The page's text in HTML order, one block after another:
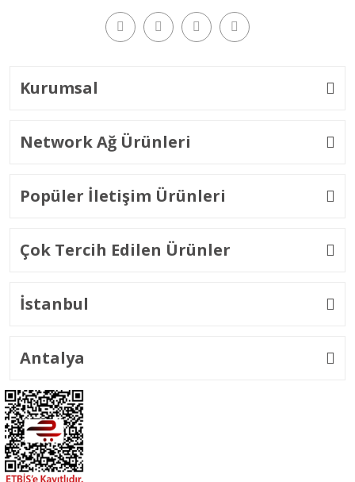
Kurumsal
Network Ağ Ürünleri
Popüler İletişim Ürünleri
Çok Tercih Edilen Ürünler
İstanbul
Antalya